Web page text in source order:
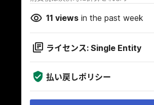
11 viewsin the past week
ライセンス: Single Entity
払い戻しポリシー